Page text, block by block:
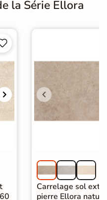
la Série Ellora
Carrelage sol
pierre Ellora